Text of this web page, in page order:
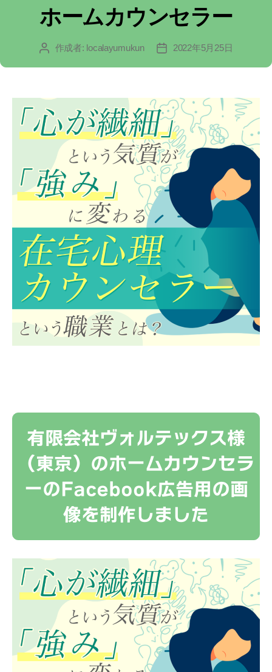
テ
ゴ
リ
ホームカウンセラー
投 作成者: localayumukun
投
2022年5月25日
有限会社ヴォルテックス様
（東京）のホームカウンセラ
ーのFacebook広告用の画
像を制作しました